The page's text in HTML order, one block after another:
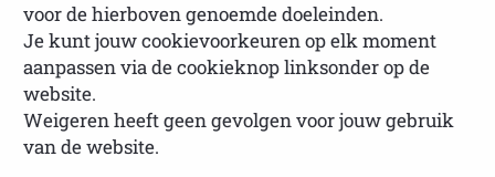
Behandeling van Sjögren:
opties en aanpak
NVSP Leestijd: 3 minuten
voor de hierboven genoemde doeleinden.
Je kunt jouw cookievoorkeuren op elk moment
aanpassen via de cookieknop linksonder op de
website.
Weigeren heeft geen gevolgen voor jouw gebruik
van de website.